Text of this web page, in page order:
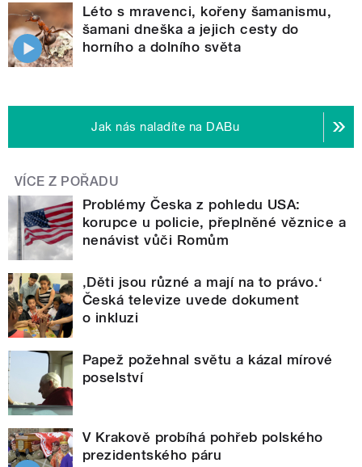
Léto s mravenci, kořeny šamanismu,
šamani dneška a jejich cesty do
horního a dolního světa
Jak nás naladíte na DABu
VÍCE Z POŘADU
Problémy Česka z pohledu USA:
korupce u policie, přeplněné věznice a
nenávist vůči Romům
‚Děti jsou různé a mají na to právo.‘
Česká televize uvede dokument
o inkluzi
Papež požehnal světu a kázal mírové
poselství
V Krakově probíhá pohřeb polského
prezidentského páru